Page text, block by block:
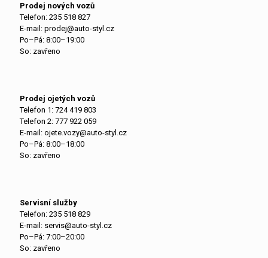
Prodej nových vozů
Telefon: 235 518 827
E-mail: prodej@auto-styl.cz
Po–Pá: 8:00–19:00
So: zavřeno
Prodej ojetých vozů
Telefon 1: 724 419 803
Telefon 2: 777 922 059
E-mail: ojete.vozy@auto-styl.cz
Po–Pá: 8:00–18:00
So: zavřeno
Servisní služby
Telefon: 235 518 829
E-mail: servis@auto-styl.cz
Po–Pá: 7:00–20:00
So: zavřeno